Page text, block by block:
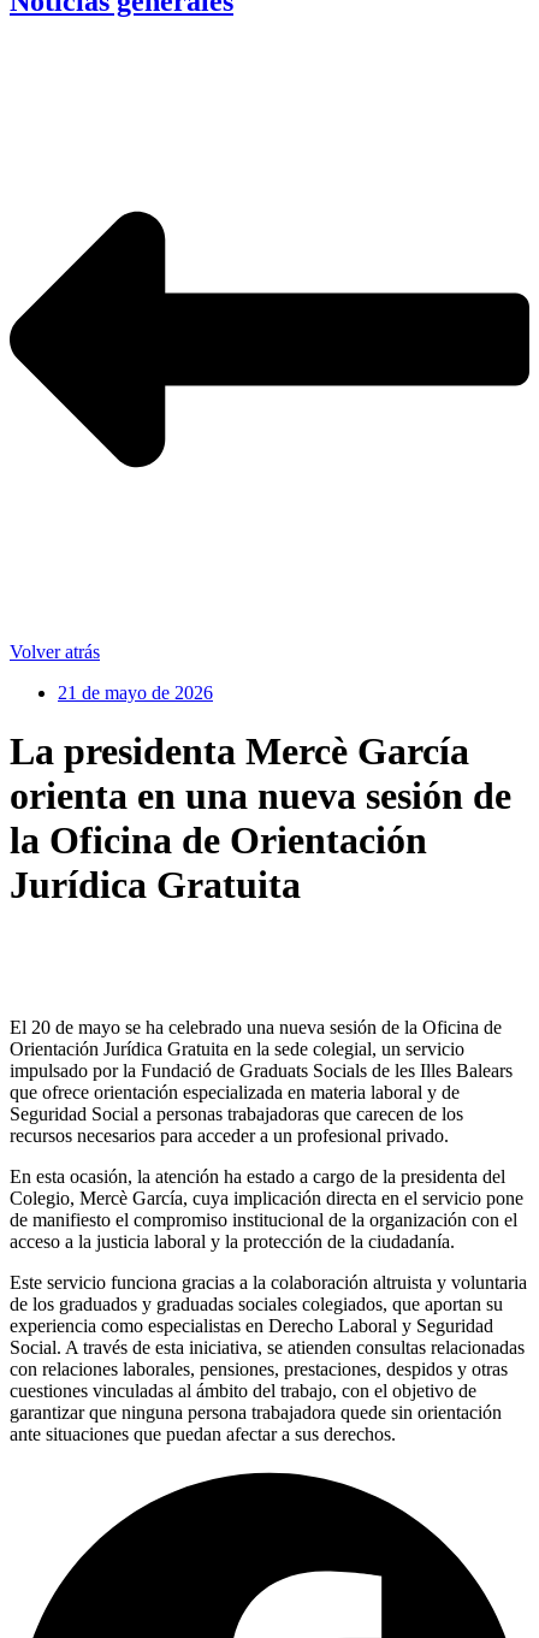
Volver atrás
21 de mayo de 2026
La presidenta Mercè García
orienta en una nueva sesión de
la Oficina de Orientación
Jurídica Gratuita
El 20 de mayo se ha celebrado una nueva sesión de la Oficina de
Orientación Jurídica Gratuita en la sede colegial, un servicio
impulsado por la Fundació de Graduats Socials de les Illes Balears
que ofrece orientación especializada en materia laboral y de
Seguridad Social a personas trabajadoras que carecen de los
recursos necesarios para acceder a un profesional privado.
En esta ocasión, la atención ha estado a cargo de la presidenta del
Colegio, Mercè García, cuya implicación directa en el servicio pone
de manifiesto el compromiso institucional de la organización con el
acceso a la justicia laboral y la protección de la ciudadanía.
Este servicio funciona gracias a la colaboración altruista y voluntaria
de los graduados y graduadas sociales colegiados, que aportan su
experiencia como especialistas en Derecho Laboral y Seguridad
Social. A través de esta iniciativa, se atienden consultas relacionadas
con relaciones laborales, pensiones, prestaciones, despidos y otras
cuestiones vinculadas al ámbito del trabajo, con el objetivo de
garantizar que ninguna persona trabajadora quede sin orientación
ante situaciones que puedan afectar a sus derechos.